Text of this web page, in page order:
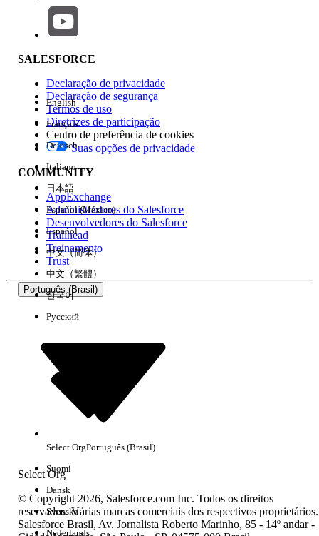
Impacto do recurso
Edição
Experiência
Sem resultados
SALESFORCE
Declaração de privacidade
Declaração de segurança
Termos de uso
Diretrizes de participação
Centro de preferência de cookies
Suas opções de privacidade
COMMUNITY
AppExchange
Administradores do Salesforce
Desenvolvedores do Salesforce
Trailhead
Treinamento
Trust
Português (Brasil)
Select Org
English
Français
Deutsch
Italiano
日本語
Español (México)
Español
中文（简体）
中文（繁體）
한국어
Русский
Select OrgPortuguês (Brasil)
Suomi
Dansk
Svenska
Nederlands
© Copyright 2026, Salesforce.com Inc. Todos os direitos
reservados. Várias marcas comerciais dos respectivos proprietários.
Salesforce Brasil, Av. Jornalista Roberto Marinho, 85 - 14º andar -